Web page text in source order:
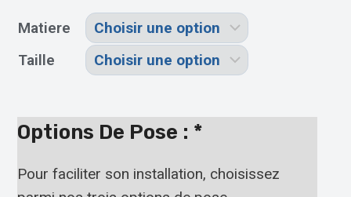
Matiere
Taille
Options De Pose : *
Pour faciliter son installation, choisissez